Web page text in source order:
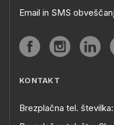
Email in SMS
KONTAKT
Brezplačna tel. številka: